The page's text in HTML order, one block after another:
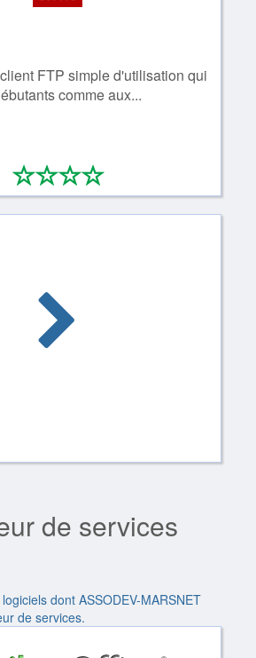
FTP simple d'utilisation qui
comme aux...
****
0/4
de services
dont ASSODEV-MARSNET
de services.